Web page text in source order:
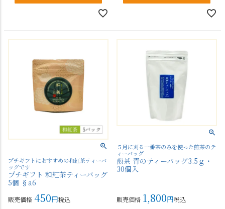
プチギフトにおすすめの和紅茶ティーバ
ッグです
プチギフト 和紅茶ティーバッグ
5個 §a6
販売価格 450 税込
５月に刈る一番茶のみを使った煎茶のテ
ィーバッグ
煎茶 青のティーバッグ3.5ｇ・
30個入
販売価格 1,800 税込